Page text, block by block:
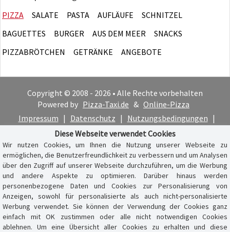
PIZZA SALATE PASTA AUFLÄUFE
SCHNITZEL
BAGUETTES
BURGER AUS DEM MEER
SNACKS
PIZZABRÖTCHEN
GETRÄNKE ANGEBOTE
Copyright © 2008 - 2026 • Alle Rechte vorbehalten
Powered by Pizza-Taxi.de & Online-Pizza
Impressum | Datenschutz | Nutzungsbedingungen |
Cookie-Hinweis
Diese Webseite verwendet Cookies
Wir nutzen Cookies, um Ihnen die Nutzung unserer Webseite zu
ermöglichen, die Benutzerfreundlichkeit zu verbessern und um Analysen
über den Zugriff auf unserer Webseite durchzuführen, um die Werbung
und andere Aspekte zu optimieren. Darüber hinaus werden
personenbezogene Daten und Cookies zur Personalisierung von
Anzeigen, sowohl für personalisierte als auch nicht-personalisierte
Werbung verwendet. Sie können der Verwendung der Cookies ganz
einfach mit OK zustimmen oder alle nicht notwendigen Cookies
ablehnen. Um eine Übersicht aller Cookies zu erhalten und diese